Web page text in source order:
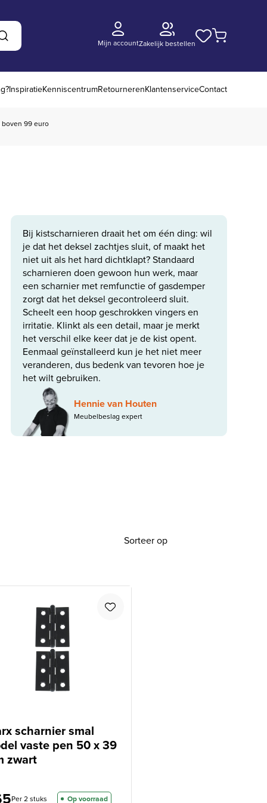
Zoeken
Mijn accountZakelijk bestellen
InspiratieKenniscentrumRetournerenKlantenserviceContact
boven 99 euro
Bij kistscharnieren draait het om één ding: wil
je dat het deksel zachtjes sluit, of maakt het
niet uit als het hard dichtklapt? Standaard
scharnieren doen gewoon hun werk, maar
een scharnier met remfunctie of gasdemper
zorgt dat het deksel gecontroleerd sluit.
Scheelt een hoop geschrokken vingers en
irritatie. Klinkt als een detail, maar je merkt
het verschil elke keer dat je de kist opent.
Eenmaal geïnstalleerd kun je het niet meer
veranderen, dus bedenk van tevoren hoe je
het wilt gebruiken.
Hennie van Houten
Meubelbeslag expert
Sorteer op
scharnier smal
vaste pen 50 x 39
zwart
Per 2 stuks Op voorraad